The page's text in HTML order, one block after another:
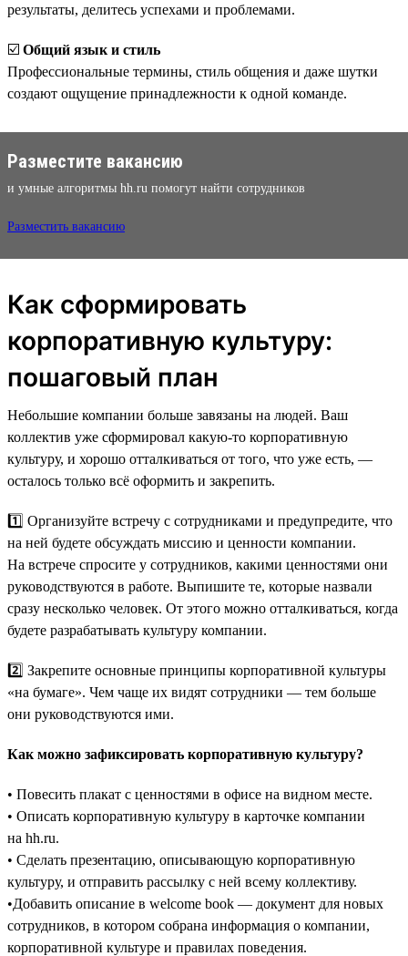
результаты, делитесь успехами и проблемами.
☑️ Общий язык и стиль
Профессиональные термины, стиль общения и даже шутки
создают ощущение принадлежности к одной команде.
Разместите вакансию
и умные алгоритмы hh.ru помогут найти сотрудников
Разместить вакансию
Как сформировать
корпоративную культуру:
пошаговый план
Небольшие компании больше завязаны на людей. Ваш
коллектив уже сформировал какую-то корпоративную
культуру, и хорошо отталкиваться от того, что уже есть, —
осталось только всё оформить и закрепить.
1️⃣ Организуйте встречу с сотрудниками и предупредите, что
на ней будете обсуждать миссию и ценности компании.
На встрече спросите у сотрудников, какими ценностями они
руководствуются в работе. Выпишите те, которые назвали
сразу несколько человек. От этого можно отталкиваться, когда
будете разрабатывать культуру компании.
2️⃣ Закрепите основные принципы корпоративной культуры
«на бумаге». Чем чаще их видят сотрудники — тем больше
они руководствуются ими.
Как можно зафиксировать корпоративную культуру?
• Повесить плакат с ценностями в офисе на видном месте.
• Описать корпоративную культуру в карточке компании
на hh.ru.
• Сделать презентацию, описывающую корпоративную
культуру, и отправить рассылку с ней всему коллективу.
•Добавить описание в welcome book — документ для новых
сотрудников, в котором собрана информация о компании,
корпоративной культуре и правилах поведения.